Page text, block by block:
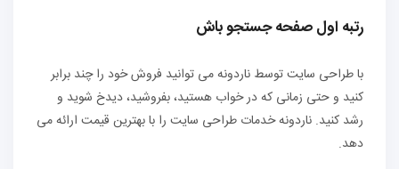
رتبه اول صفحه جستجو باش
با طراحی سایت توسط ناردونه می توانید فروش خود را چند برابر
کنید و حتی زمانی که در خواب هستید، بفروشید، دیدخ شوید و
رشد کنید. ناردونه خدمات طراحی سایت را با بهترین قیمت ارائه می
دهد.